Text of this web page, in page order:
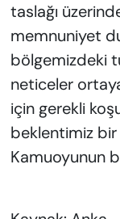
taslağı
memnuniyet
bölgemizdeki
neticeler
için gerekli
beklentimiz
Kamuoyunun